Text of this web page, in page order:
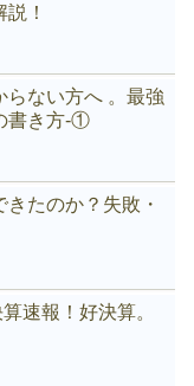
！
らない方へ 。最強
書き方-①
たのか？失敗・
速報！好決算。